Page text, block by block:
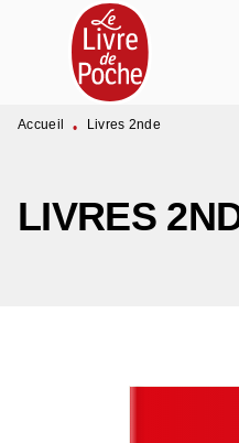
MENU RECHERCHE
PIED DE PAGE
Accueil • Livres 2nde
LIVRES